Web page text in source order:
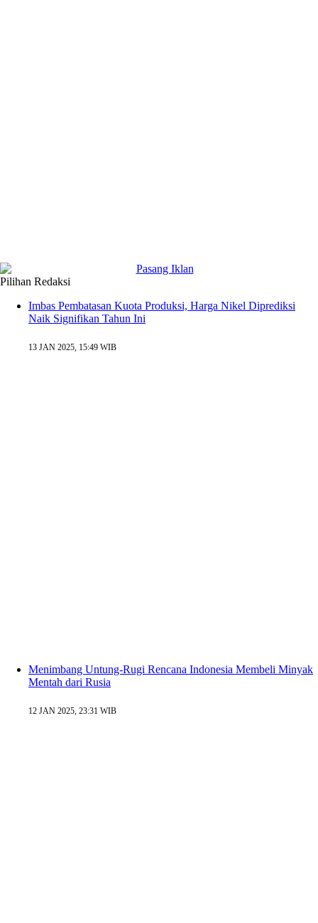
Pilihan Redaksi
Imbas Pembatasan Kuota Produksi, Harga Nikel Diprediksi
Naik Signifikan Tahun Ini
13 JAN 2025, 15:49 WIB
Menimbang Untung-Rugi Rencana Indonesia Membeli Minyak
Mentah dari Rusia
12 JAN 2025, 23:31 WIB